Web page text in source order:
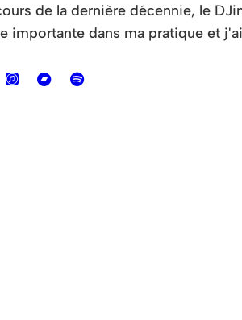
de la dernière décennie, le
importante dans ma pratique et